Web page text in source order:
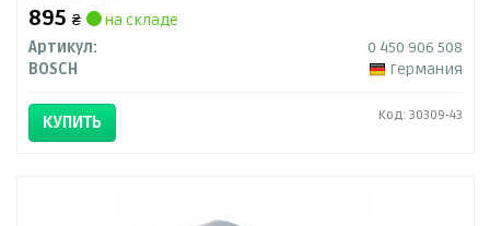
895 ₴
на складе
Артикул:
0 450 906 508
BOSCH
Германия
КУПИТЬ Код: 30309-43